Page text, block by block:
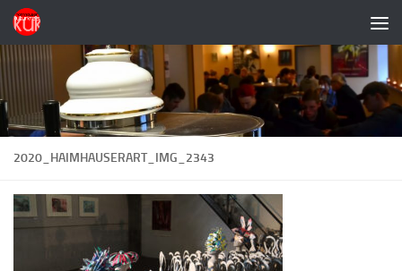
Zum Inhalt springen
2020_HAIMHAUSERART_IMG_2343